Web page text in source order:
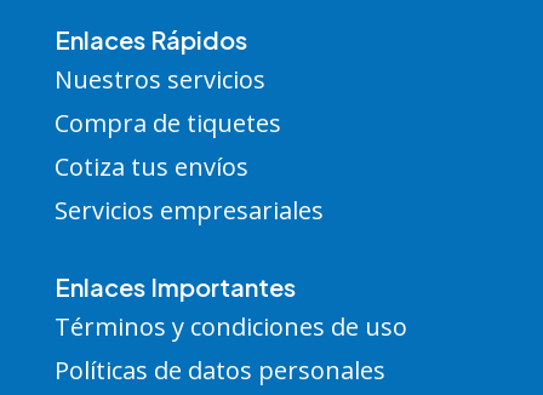
Enlaces Rápidos
Nuestros servicios
Compra de tiquetes
Cotiza tus envíos
Servicios empresariales
Enlaces Importantes
Términos y condiciones de uso
Políticas de datos personales